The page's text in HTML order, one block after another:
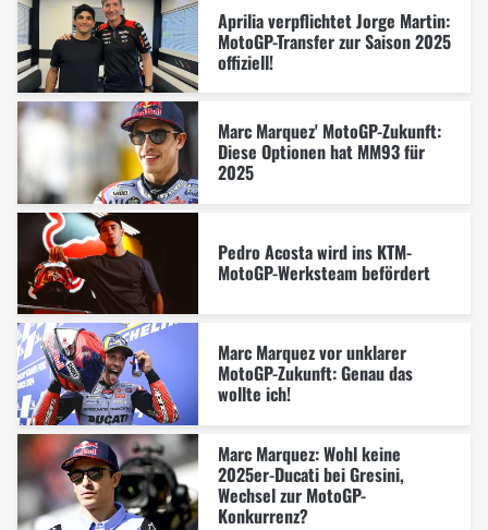
Aprilia verpflichtet Jorge Martin:
MotoGP-Transfer zur Saison 2025
offiziell!
Marc Marquez' MotoGP-Zukunft:
Diese Optionen hat MM93 für
2025
Pedro Acosta wird ins KTM-
MotoGP-Werksteam befördert
Marc Marquez vor unklarer
MotoGP-Zukunft: Genau das
wollte ich!
Marc Marquez: Wohl keine
2025er-Ducati bei Gresini,
Wechsel zur MotoGP-
Konkurrenz?